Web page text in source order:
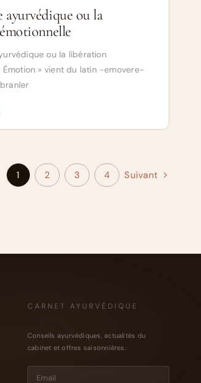
ayurvédique ou la
ou la libération
Émotion » vient du latin -emovere-
1 2 3 4 Suivant
CARNET AYURVÉDIQUE
Conseils ayurvédiques, actualités du
cabinet et offres saisonnières.